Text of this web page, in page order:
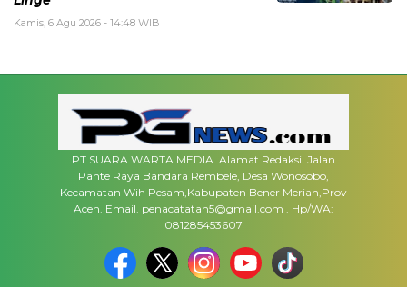
Kamis, 6 Agu 2026 - 14:48 WIB
PT SUARA WARTA MEDIA. Alamat Redaksi. Jalan
Pante Raya Bandara Rembele, Desa Wonosobo,
Kecamatan Wih Pesam,Kabupaten Bener Meriah,Prov
Aceh. Email. penacatatan5@gmail.com . Hp/WA:
081285453607